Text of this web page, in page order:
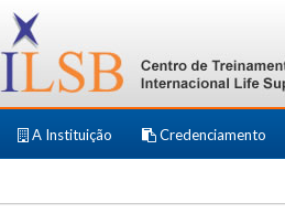
A Instituição Credenciamento